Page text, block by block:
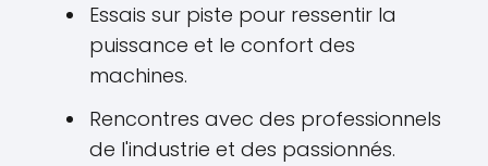
Essais sur piste pour ressentir la
puissance et le confort des
machines.
Rencontres avec des professionnels
de l'industrie et des passionnés.